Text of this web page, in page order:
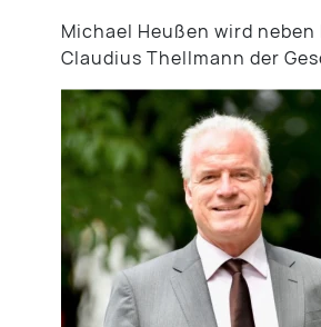
Michael Heußen wird neben
Claudius Thellmann der